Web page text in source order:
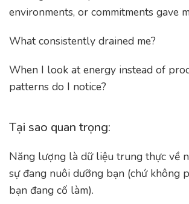
environments, or commitments gave
What consistently drained me?
When I look at energy instead of
patterns do I notice?
Tại sao quan trọng:
Năng lượng là dữ liệu trung thực về
sự đang nuôi dưỡng bạn (chứ không
bạn đang cố làm).